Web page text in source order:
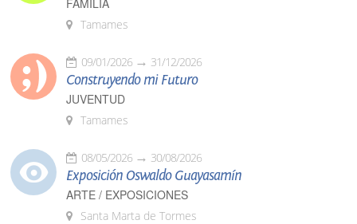
FAMILIA
Tamames
09/01/2026 31/12/2026
Construyendo mi Futuro
JUVENTUD
Tamames
08/05/2026 30/08/2026
Exposición Oswaldo Guayasamín
ARTE / EXPOSICIONES
Santa Marta de Tormes